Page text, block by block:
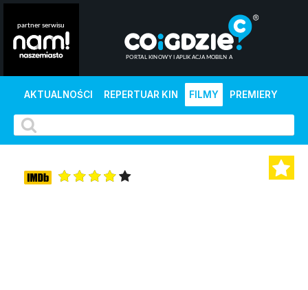
AKTUALNOŚCI REPERTUAR KIN FILMY PREMIERY